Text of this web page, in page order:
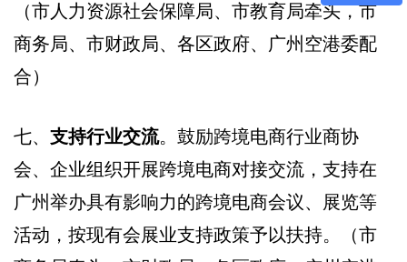
（市人力资源社会保障局、市教育局牵头，市
商务局、市财政局、各区政府、广州空港委配
合）
七、 支持行业交流。鼓励跨境电商行业商协
会、企业组织开展跨境电商对接交流，支持在
广州举办具有影响力的跨境电商会议、展览等
活动，按现有会展业支持政策予以扶持。（市